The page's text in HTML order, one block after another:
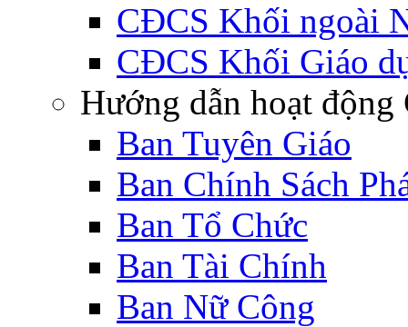
CĐCS Khối ngoài
CĐCS Khối Giáo
Hướng dẫn hoạt động
Ban Tuyên Giáo
Ban Chính Sách
Ban Tổ Chức
Ban Tài Chính
Ban Nữ Công